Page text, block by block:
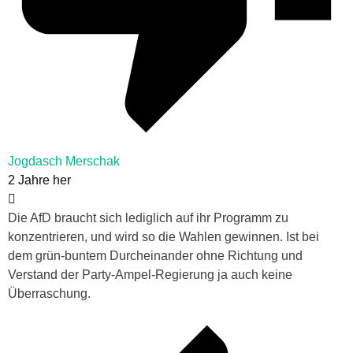
Jogdasch Merschak
2 Jahre her
Die AfD braucht sich lediglich auf ihr Programm zu
konzentrieren, und wird so die Wahlen gewinnen. Ist bei
dem grün-buntem Durcheinander ohne Richtung und
Verstand der Party-Ampel-Regierung ja auch keine
Überraschung.